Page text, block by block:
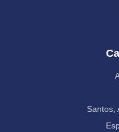
Santos,